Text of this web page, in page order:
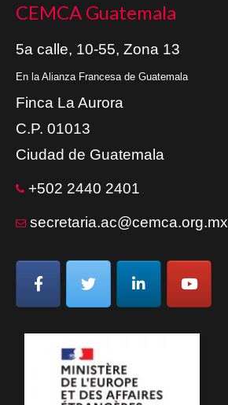
CEMCA Guatemala
5a calle, 10-55, Zona 13
En la Alianza Francesa de Guatemala
Finca La Aurora
C.P. 01013
Ciudad de Guatemala
+502 2440 2401
secretaria.ac@cemca.org.mx